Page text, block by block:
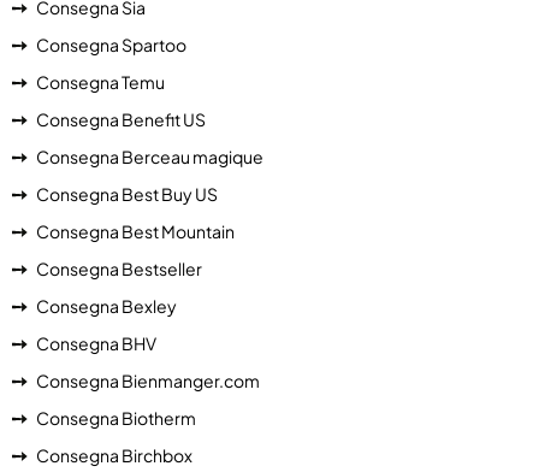
Consegna Sia
Consegna Spartoo
Consegna Temu
Consegna Benefit US
Consegna Berceau magique
Consegna Best Buy US
Consegna Best Mountain
Consegna Bestseller
Consegna Bexley
Consegna BHV
Consegna Bienmanger.com
Consegna Biotherm
Consegna Birchbox